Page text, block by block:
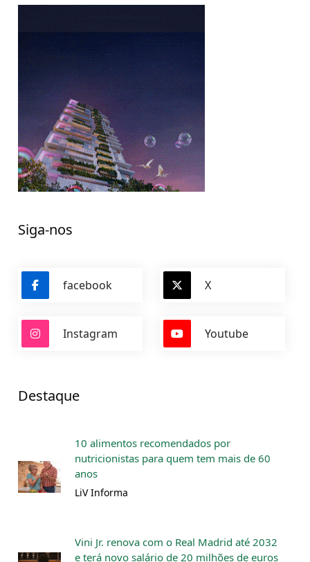
Siga-nos
facebook X
Instagram Youtube
Destaque
10 alimentos recomendados por
nutricionistas para quem tem mais de 60
anos
LiV Informa
Vini Jr. renova com o Real Madrid até 2032
e terá novo salário de 20 milhões de euros